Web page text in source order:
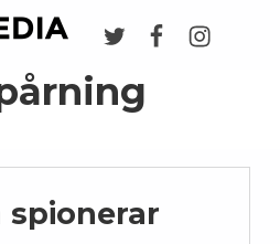
spionerar